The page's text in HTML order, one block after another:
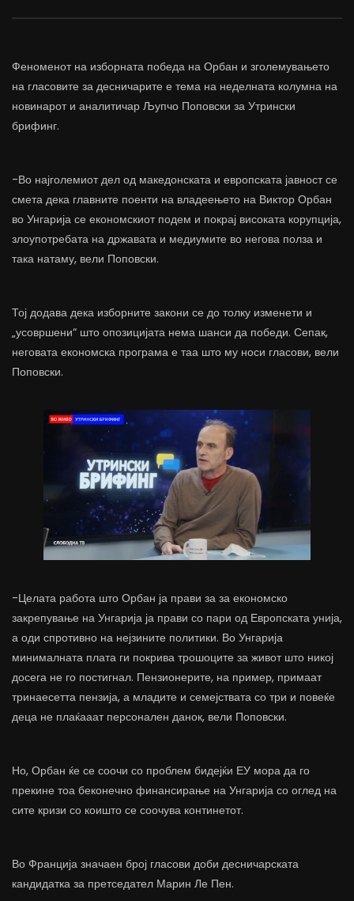
Феноменот на изборната победа на Орбан и зголемувањето
на гласовите за десничарите е тема на неделната колумна на
новинарот и аналитичар Љупчо Поповски за Утрински
брифинг.
-Во најголемиот дел од македонската и европската јавност се
смета дека главните поенти на владеењето на Виктор Орбан
во Унгарија се економскиот подем и покрај високата корупција,
злоупотребата на државата и медиумите во негова полза и
така натаму, вели Поповски.
Тој додава дека изборните закони се до толку изменети и
„усовршени“ што опозицијата нема шанси да победи. Сепак,
неговата економска програма е таа што му носи гласови, вели
Поповски.
-Целата работа што Орбан ја прави за за економско
закрепување на Унгарија ја прави со пари од Европската унија,
а оди спротивно на нејзините политики. Во Унгарија
минималната плата ги покрива трошоците за живот што никој
досега не го постигнал. Пензионерите, на пример, примаат
тринаесетта пензија, а младите и семејствата со три и повеќе
деца не плаќааат персонален данок, вели Поповски.
Но, Орбан ќе се соочи со проблем бидејќи ЕУ мора да го
прекине тоа беконечно финансирање на Унгарија со оглед на
сите кризи со коишто се соочува континетот.
Во Франција значаен број гласови доби десничарската
кандидатка за претседател Марин Ле Пен.